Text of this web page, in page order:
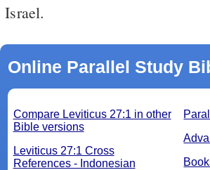
Israel.
Online Parallel Study
Compare Leviticus 27:1 in other
Bible versions
Leviticus 27:1 Cross
References - Indonesian